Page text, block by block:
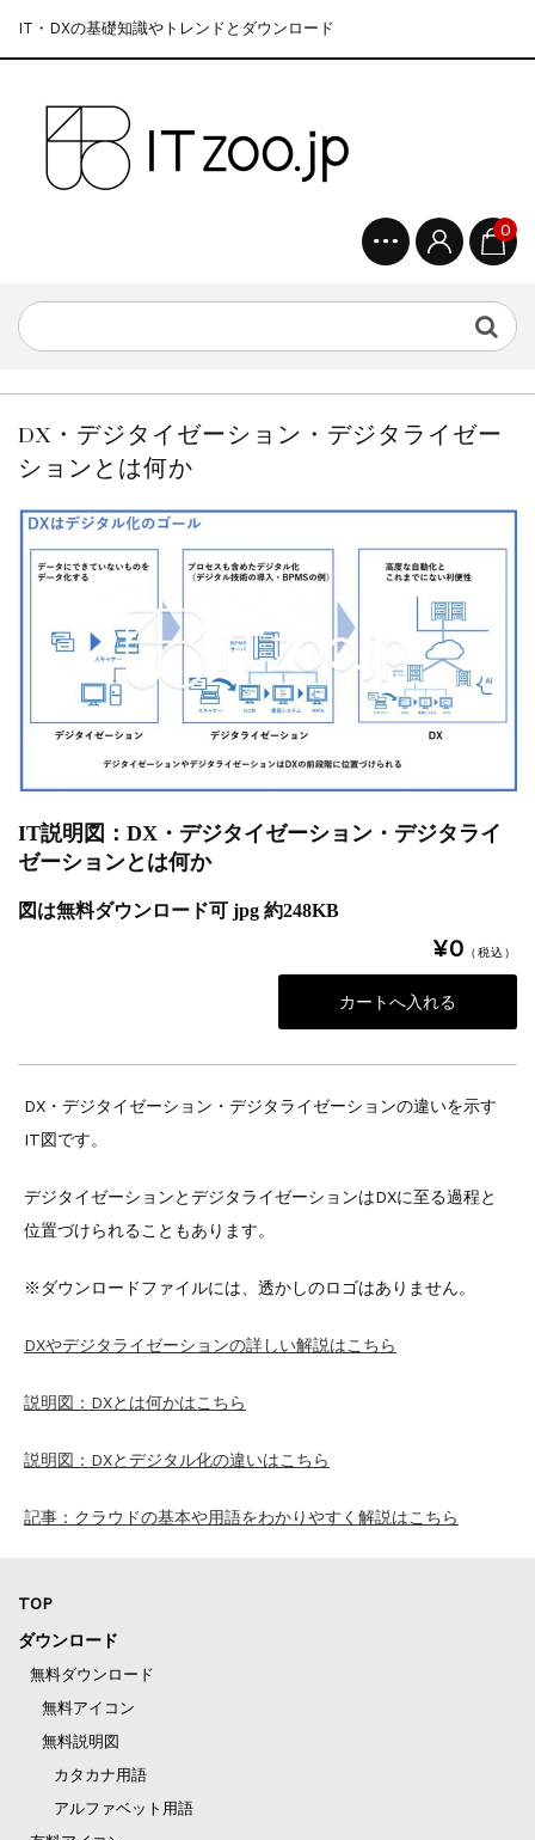
IT・DXの基礎知識やトレンドとダウンロード
0
DX・デジタイゼーション・デジタライゼー
ションとは何か
IT説明図：DX・デジタイゼーション・デジタライ
ゼーションとは何か
図は無料ダウンロード可 jpg 約248KB
¥0 （税込）
DX・デジタイゼーション・デジタライゼーションの違いを示す
IT図です。
デジタイゼーションとデジタライゼーションはDXに至る過程と
位置づけられることもあります。
※ダウンロードファイルには、透かしのロゴはありません。
DXやデジタライゼーションの詳しい解説はこちら
説明図：DXとは何かはこちら
説明図：DXとデジタル化の違いはこちら
記事：クラウドの基本や用語をわかりやすく解説はこちら
TOP
ダウンロード
無料ダウンロード
無料アイコン
無料説明図
カタカナ用語
アルファベット用語